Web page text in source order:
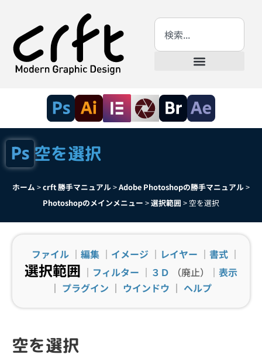
空を選択
ホーム >crft 勝手マニュアル>Adobe Photoshopの勝手マニュアル>
Photoshopのメインメニュー >選択範囲 > 空を選択
ファイル ｜ 編集 ｜ イメージ ｜ レイヤー ｜ 書式 ｜
選択範囲 ｜ フィルター ｜ ３Ｄ （廃止）｜ 表示
｜ プラグイン ｜ ウインドウ ｜ ヘルプ
空を選択